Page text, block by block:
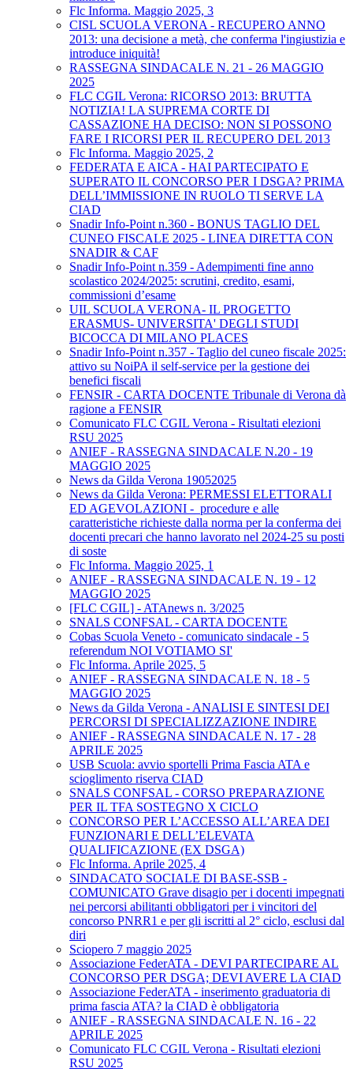
Flc Informa. Maggio 2025, 3
CISL SCUOLA VERONA - RECUPERO ANNO
2013: una decisione a metà, che conferma l'ingiustizia e
introduce iniquità!
RASSEGNA SINDACALE N. 21 - 26 MAGGIO
2025
FLC CGIL Verona: RICORSO 2013: BRUTTA
NOTIZIA! LA SUPREMA CORTE DI
CASSAZIONE HA DECISO: NON SI POSSONO
FARE I RICORSI PER IL RECUPERO DEL 2013
Flc Informa. Maggio 2025, 2
FEDERATA E AICA - HAI PARTECIPATO E
SUPERATO IL CONCORSO PER I DSGA? PRIMA
DELL’IMMISSIONE IN RUOLO TI SERVE LA
CIAD
Snadir Info-Point n.360 - BONUS TAGLIO DEL
CUNEO FISCALE 2025 - LINEA DIRETTA CON
SNADIR & CAF
Snadir Info-Point n.359 - Adempimenti fine anno
scolastico 2024/2025: scrutini, credito, esami,
commissioni d’esame
UIL SCUOLA VERONA- IL PROGETTO
ERASMUS- UNIVERSITA' DEGLI STUDI
BICOCCA DI MILANO PLACES
Snadir Info-Point n.357 - Taglio del cuneo fiscale 2025:
attivo su NoiPA il self-service per la gestione dei
benefici fiscali
FENSIR - CARTA DOCENTE Tribunale di Verona dà
ragione a FENSIR
Comunicato FLC CGIL Verona - Risultati elezioni
RSU 2025
ANIEF - RASSEGNA SINDACALE N.20 - 19
MAGGIO 2025
News da Gilda Verona 19052025
News da Gilda Verona: PERMESSI ELETTORALI
ED AGEVOLAZIONI - procedure e alle
caratteristiche richieste dalla norma per la conferma dei
docenti precari che hanno lavorato nel 2024-25 su posti
di soste
Flc Informa. Maggio 2025, 1
ANIEF - RASSEGNA SINDACALE N. 19 - 12
MAGGIO 2025
[FLC CGIL] - ATAnews n. 3/2025
SNALS CONFSAL - CARTA DOCENTE
Cobas Scuola Veneto - comunicato sindacale - 5
referendum NOI VOTIAMO SI'
Flc Informa. Aprile 2025, 5
ANIEF - RASSEGNA SINDACALE N. 18 - 5
MAGGIO 2025
News da Gilda Verona - ANALISI E SINTESI DEI
PERCORSI DI SPECIALIZZAZIONE INDIRE
ANIEF - RASSEGNA SINDACALE N. 17 - 28
APRILE 2025
USB Scuola: avvio sportelli Prima Fascia ATA e
scioglimento riserva CIAD
SNALS CONFSAL - CORSO PREPARAZIONE
PER IL TFA SOSTEGNO X CICLO
CONCORSO PER L’ACCESSO ALL’AREA DEI
FUNZIONARI E DELL’ELEVATA
QUALIFICAZIONE (EX DSGA)
Flc Informa. Aprile 2025, 4
SINDACATO SOCIALE DI BASE-SSB -
COMUNICATO Grave disagio per i docenti impegnati
nei percorsi abilitanti obbligatori per i vincitori del
concorso PNRR1 e per gli iscritti al 2° ciclo, esclusi dal
diri
Sciopero 7 maggio 2025
Associazione FederATA - DEVI PARTECIPARE AL
CONCORSO PER DSGA; DEVI AVERE LA CIAD
Associazione FederATA - inserimento graduatoria di
prima fascia ATA? la CIAD è obbligatoria
ANIEF - RASSEGNA SINDACALE N. 16 - 22
APRILE 2025
Comunicato FLC CGIL Verona - Risultati elezioni
RSU 2025